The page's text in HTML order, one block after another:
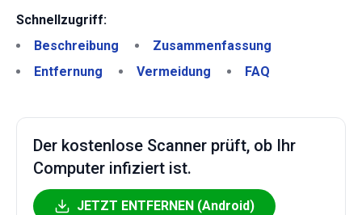
Schnellzugriff:
Beschreibung
Zusammenfassung
Entfernung
Vermeidung FAQ
Der kostenlose Scanner prüft, ob Ihr
Computer infiziert ist.
JETZT ENTFERNEN (Android)